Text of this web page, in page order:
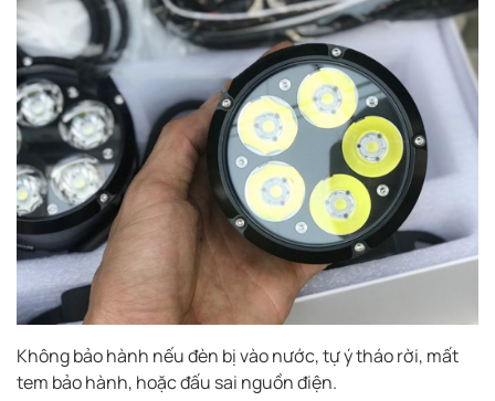
Không bảo hành nếu đèn bị vào nước, tự ý tháo rời, mất
tem bảo hành, hoặc đấu sai nguồn điện.